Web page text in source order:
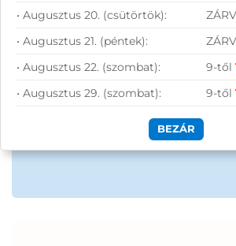
Hűségprogram
50 000 Ft felett ingyenes
Szolgáltatásaink
• Augusztus 20. (csütörtök):
• Augusztus 21. (péntek):
• Augusztus 22. (szombat):
9-től
• Augusztus 29. (szombat):
9-től
BEZÁR